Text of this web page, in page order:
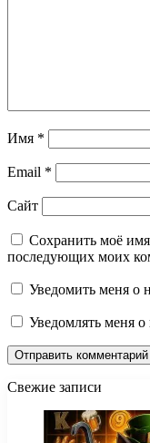
Имя *
Email *
Сайт
Сохранить моё
последующих моих
Уведомить меня о
Уведомлять меня
Свежие записи